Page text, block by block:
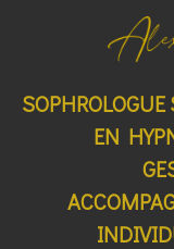
EN